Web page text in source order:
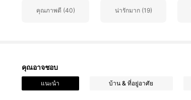
คุณภาพดี (40) น่ารักมาก (19)
คุณอาจชอบ
แนะนำ บ้าน & ที่อยู่อาศัย